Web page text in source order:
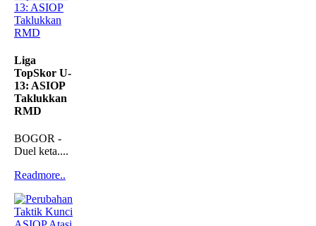
Liga
TopSkor U-
13: ASIOP
Taklukkan
RMD
BOGOR -
Duel keta....
Readmore..